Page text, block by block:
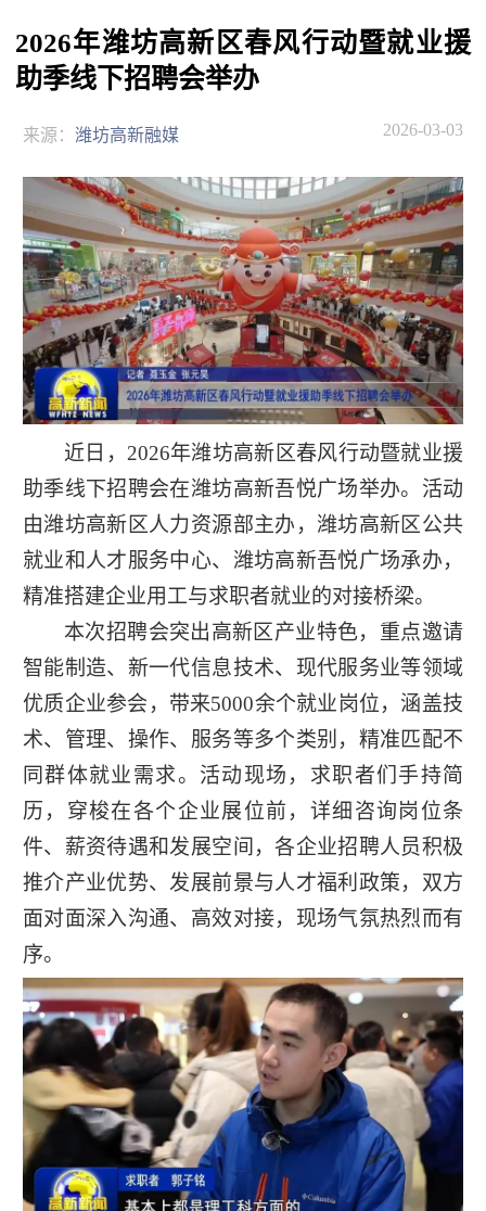
2026年潍坊高新区春风行动暨就业援
助季线下招聘会举办
来源： 潍坊高新融媒 2026-03-03
近日，2026年潍坊高新区春风行动暨就业援
助季线下招聘会在潍坊高新吾悦广场举办。活动
由潍坊高新区人力资源部主办，潍坊高新区公共
就业和人才服务中心、潍坊高新吾悦广场承办，
精准搭建企业用工与求职者就业的对接桥梁。
本次招聘会突出高新区产业特色，重点邀请
智能制造、新一代信息技术、现代服务业等领域
优质企业参会，带来5000余个就业岗位，涵盖技
术、管理、操作、服务等多个类别，精准匹配不
同群体就业需求。活动现场，求职者们手持简
历，穿梭在各个企业展位前，详细咨询岗位条
件、薪资待遇和发展空间，各企业招聘人员积极
推介产业优势、发展前景与人才福利政策，双方
面对面深入沟通、高效对接，现场气氛热烈而有
序。